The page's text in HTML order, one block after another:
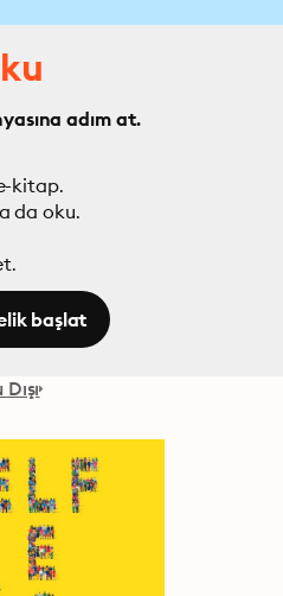
adım at.
kitap.
da oku.
başlat